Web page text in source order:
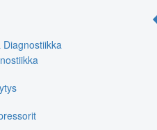
Diagnostiikka